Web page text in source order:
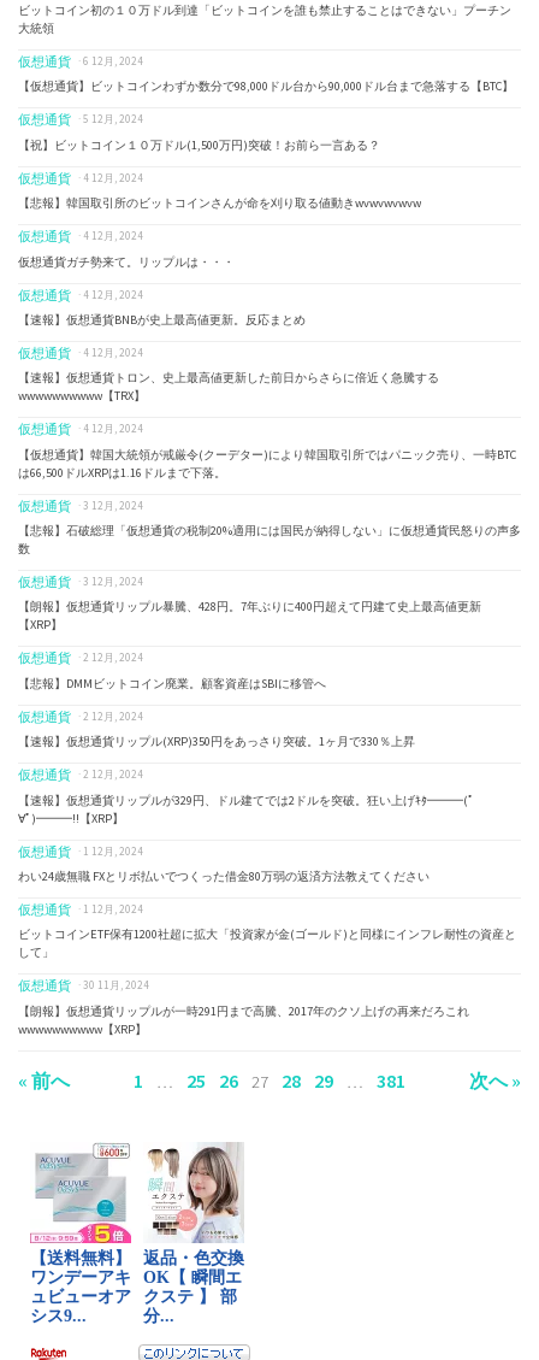
ビットコイン初の１０万ドル到達「ビットコインを誰も禁止することはできない」プーチン
大統領
仮想通貨 · 6 12月, 2024
【仮想通貨】ビットコインわずか数分で98,000ドル台から90,000ドル台まで急落する【BTC】
仮想通貨 · 5 12月, 2024
【祝】ビットコイン１０万ドル(1,500万円)突破！お前ら一言ある？
仮想通貨 · 4 12月, 2024
【悲報】韓国取引所のビットコインさんが命を刈り取る値動きwvwvwvwvw
仮想通貨 · 4 12月, 2024
仮想通貨ガチ勢来て。リップルは・・・
仮想通貨 · 4 12月, 2024
【速報】仮想通貨BNBが史上最高値更新。反応まとめ
仮想通貨 · 4 12月, 2024
【速報】仮想通貨トロン、史上最高値更新した前日からさらに倍近く急騰する
wwwwwwwwww【TRX】
仮想通貨 · 4 12月, 2024
【仮想通貨】韓国大統領が戒厳令(クーデター)により韓国取引所ではパニック売り、一時BTC
は66,500ドルXRPは1.16ドルまで下落。
仮想通貨 · 3 12月, 2024
【悲報】石破総理「仮想通貨の税制20%適用には国民が納得しない」に仮想通貨民怒りの声多
数
仮想通貨 · 3 12月, 2024
【朗報】仮想通貨リップル暴騰、428円。7年ぶりに400円超えて円建て史上最高値更新
【XRP】
仮想通貨 · 2 12月, 2024
【悲報】DMMビットコイン廃業。顧客資産はSBIに移管へ
仮想通貨 · 2 12月, 2024
【速報】仮想通貨リップル(XRP)350円をあっさり突破。1ヶ月で330％上昇
仮想通貨 · 2 12月, 2024
【速報】仮想通貨リップルが329円、ドル建てでは2ドルを突破。狂い上げｷﾀ━━━(ﾟ
∀ﾟ)━━━!!【XRP】
仮想通貨 · 1 12月, 2024
わい24歳無職 FXとリボ払いでつくった借金80万弱の返済方法教えてください
仮想通貨 · 1 12月, 2024
ビットコインETF保有1200社超に拡大「投資家が金(ゴールド)と同様にインフレ耐性の資産と
して」
仮想通貨 · 30 11月, 2024
【朗報】仮想通貨リップルが一時291円まで高騰、2017年のクソ上げの再来だろこれ
wwwwwwwwww【XRP】
« 前へ 1 … 25 26 27 28 29 … 381 次へ »